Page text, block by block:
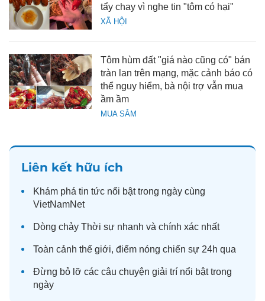
XÃ HỘI
tẩy chay vì nghe tin "tôm có hại"
MUA SẮM
Tôm hùm đất "giá nào cũng có" bán
tràn lan trên mạng, mặc cảnh báo có
thể nguy hiểm, bà nội trợ vẫn mua
ầm ầm
Liên kết hữu ích
Khám phá tin tức nổi bật trong ngày cùng
VietNamNet
Dòng chảy Thời sự nhanh và chính xác nhất
Toàn cảnh thế giới, điểm nóng chiến sự 24h qua
Đừng bỏ lỡ các câu chuyện giải trí nổi bật trong
ngày